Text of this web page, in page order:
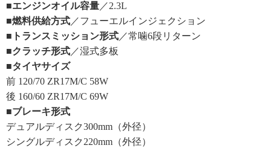
■エンジンオイル容量／2.3L
■燃料供給方式／フューエルインジェクション
■トランスミッション形式／常噛6段リターン
■クラッチ形式／湿式多板
■タイヤサイズ
前 120/70 ZR17M/C 58W
後 160/60 ZR17M/C 69W
■ブレーキ形式
デュアルディスク300mm（外径）
シングルディスク220mm（外径）